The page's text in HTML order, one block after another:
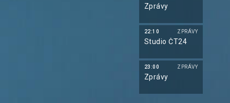
Zprávy
22:10 ZPRÁVY
Studio ČT24
23:00 ZPRÁVY
Zprávy